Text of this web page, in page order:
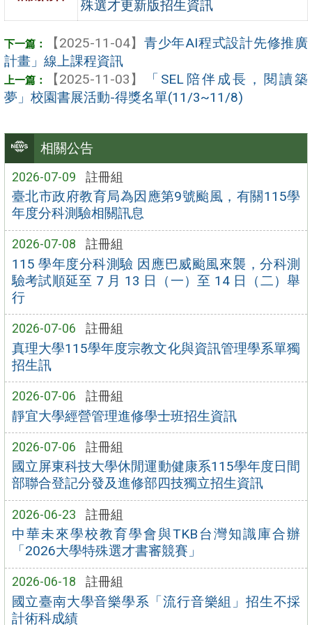
相關公告
2026-07-09 註冊組
臺北市政府教育局為因應第9號颱風，有關115學
年度分科測驗相關訊息
2026-07-08 註冊組
115 學年度分科測驗 因應巴威颱風來襲，分科測
驗考試順延至 7 月 13 日（一）至 14 日（二）舉
行
2026-07-06 註冊組
真理大學115學年度宗教文化與資訊管理學系單獨
招生訊
2026-07-06 註冊組
靜宜大學經營管理進修學士班招生資訊
2026-07-06 註冊組
國立屏東科技大學休閒運動健康系115學年度日間
部聯合登記分發及進修部四技獨立招生資訊
2026-06-23 註冊組
中華未來學校教育學會與TKB台灣知識庫合辦
「2026大學特殊選才書審競賽」
2026-06-18 註冊組
國立臺南大學音樂學系「流行音樂組」招生不採
計術科成績
殊選才更新版招生資訊
【2025-11-04】 青少年AI程式設計先修推廣
計畫」線上課程資訊
【2025-11-03】
「SEL陪伴成長，閱讀築
夢」校園書展活動-得獎名單(11/3~11/8)